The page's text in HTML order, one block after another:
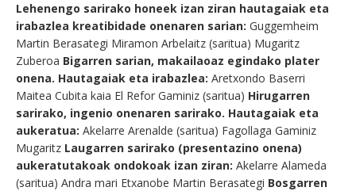
Lehenengo sarirako honeek izan ziran hautagaiak eta
irabazlea kreatibidade onenaren sarian: Guggemheim
Martin Berasategi Miramon Arbelaitz (saritua) Mugaritz
Zuberoa Bigarren sarian, makailaoaz egindako plater
onena. Hautagaiak eta irabazlea: Aretxondo Baserri
Maitea Cubita kaia El Refor Gaminiz (saritua) Hirugarren
sarirako, ingenio onenaren sarirako. Hautagaiak eta
aukeratua: Akelarre Arenalde (saritua) Fagollaga Gaminiz
Mugaritz Laugarren sarirako (presentazino onena)
aukeratutakoak ondokoak izan ziran: Akelarre Alameda
(saritua) Andra mari Etxanobe Martin Berasategi Bosgarren